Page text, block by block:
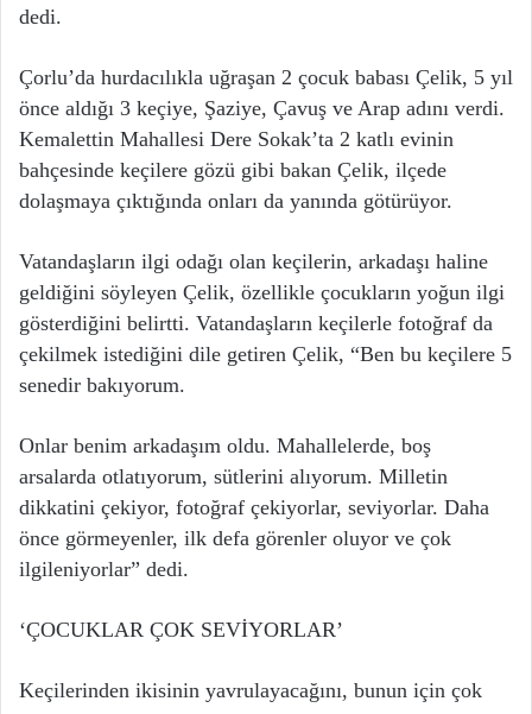
dedi.
Çorlu’da hurdacılıkla uğraşan 2 çocuk babası Çelik, 5 yıl
önce aldığı 3 keçiye, Şaziye, Çavuş ve Arap adını verdi.
Kemalettin Mahallesi Dere Sokak’ta 2 katlı evinin
bahçesinde keçilere gözü gibi bakan Çelik, ilçede
dolaşmaya çıktığında onları da yanında götürüyor.
Vatandaşların ilgi odağı olan keçilerin, arkadaşı haline
geldiğini söyleyen Çelik, özellikle çocukların yoğun ilgi
gösterdiğini belirtti. Vatandaşların keçilerle fotoğraf da
çekilmek istediğini dile getiren Çelik, “Ben bu keçilere 5
senedir bakıyorum.
Onlar benim arkadaşım oldu. Mahallelerde, boş
arsalarda otlatıyorum, sütlerini alıyorum. Milletin
dikkatini çekiyor, fotoğraf çekiyorlar, seviyorlar. Daha
önce görmeyenler, ilk defa görenler oluyor ve çok
ilgileniyorlar” dedi.
‘ÇOCUKLAR ÇOK SEVİYORLAR’
Keçilerinden ikisinin yavrulayacağını, bunun için çok